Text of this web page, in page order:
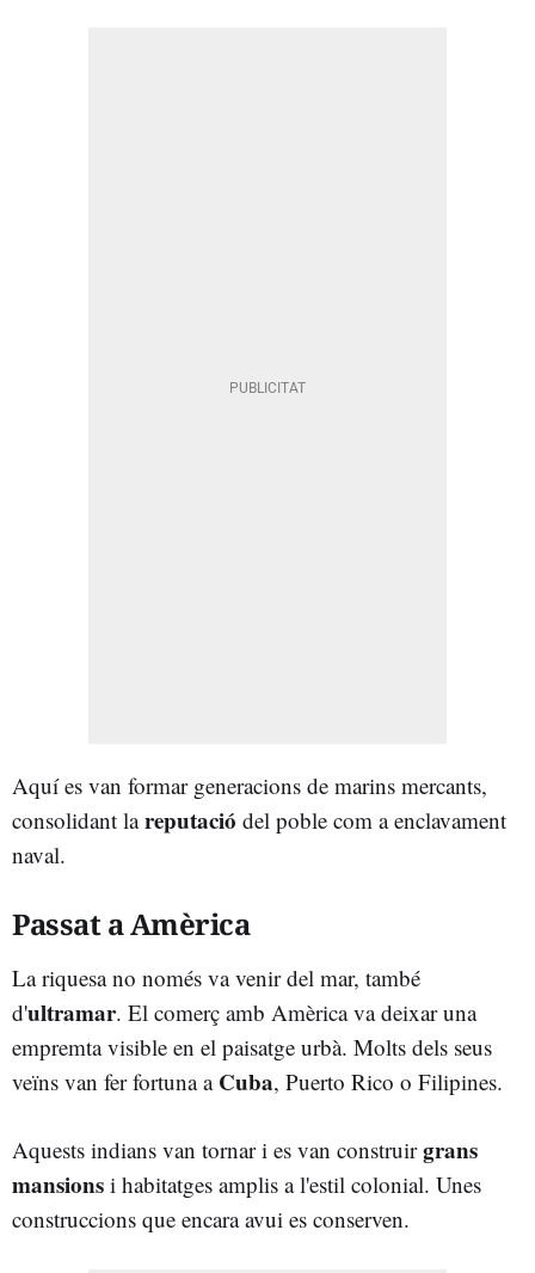
Aquí es van formar generacions de marins mercants,
consolidant lareputació del poble com a enclavament
naval.
Passat a Amèrica
La riquesa no només va venir del mar, també
d'ultramar. El comerç amb Amèrica va deixar una
empremta visible en el paisatge urbà. Molts dels seus
veïns van fer fortuna a Cuba, Puerto Rico o Filipines.
Aquests indians van tornar i es van construirgrans
mansions i habitatges amplis a l'estil colonial. Unes
construccions que encara avui es conserven.